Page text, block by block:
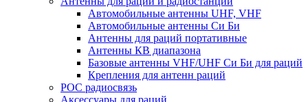
Автомобильные антенны UHF, VHF
Автомобильные антенны Си Би
Антенны для раций портативные
Антенны КВ диапазона
Базовые антенны VHF/UHF Си Би для раций
Крепления для антенн раций
POC радиосвязь
Аксессуары для раций